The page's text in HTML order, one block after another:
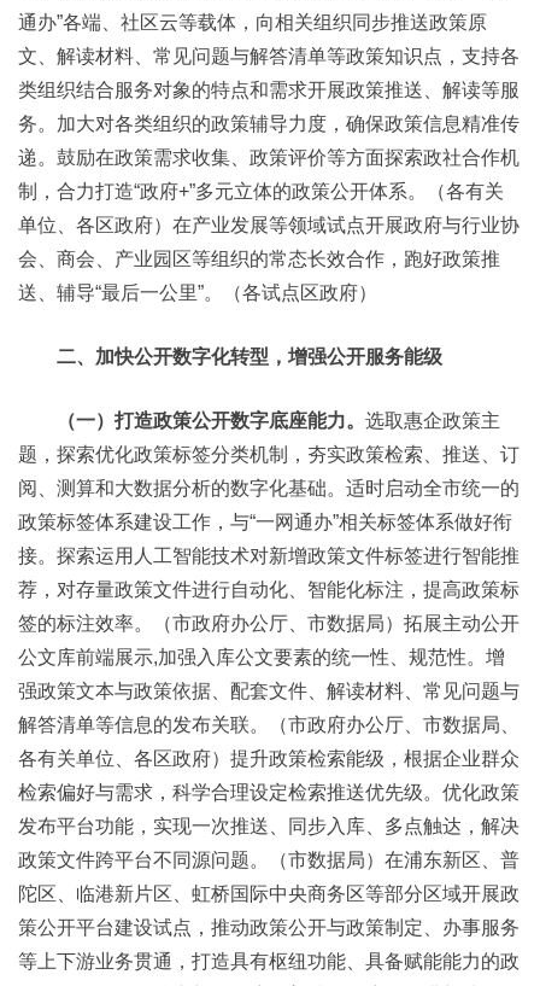
通办”各端、社区云等载体，向相关组织同步推送政策原
文、解读材料、常见问题与解答清单等政策知识点，支持各
类组织结合服务对象的特点和需求开展政策推送、解读等服
务。加大对各类组织的政策辅导力度，确保政策信息精准传
递。鼓励在政策需求收集、政策评价等方面探索政社合作机
制，合力打造“政府+”多元立体的政策公开体系。（各有关
单位、各区政府）在产业发展等领域试点开展政府与行业协
会、商会、产业园区等组织的常态长效合作，跑好政策推
送、辅导“最后一公里”。（各试点区政府）
二、加快公开数字化转型，增强公开服务能级
（一）打造政策公开数字底座能力。 选取惠企政策主
题，探索优化政策标签分类机制，夯实政策检索、推送、订
阅、测算和大数据分析的数字化基础。适时启动全市统一的
政策标签体系建设工作，与“一网通办”相关标签体系做好衔
接。探索运用人工智能技术对新增政策文件标签进行智能推
荐，对存量政策文件进行自动化、智能化标注，提高政策标
签的标注效率。（市政府办公厅、市数据局）拓展主动公开
公文库前端展示,加强入库公文要素的统一性、规范性。增
强政策文本与政策依据、配套文件、解读材料、常见问题与
解答清单等信息的发布关联。（市政府办公厅、市数据局、
各有关单位、各区政府）提升政策检索能级，根据企业群众
检索偏好与需求，科学合理设定检索推送优先级。优化政策
发布平台功能，实现一次推送、同步入库、多点触达，解决
政策文件跨平台不同源问题。（市数据局）在浦东新区、普
陀区、临港新片区、虹桥国际中央商务区等部分区域开展政
策公开平台建设试点，推动政策公开与政策制定、办事服务
等上下游业务贯通，打造具有枢纽功能、具备赋能能力的政